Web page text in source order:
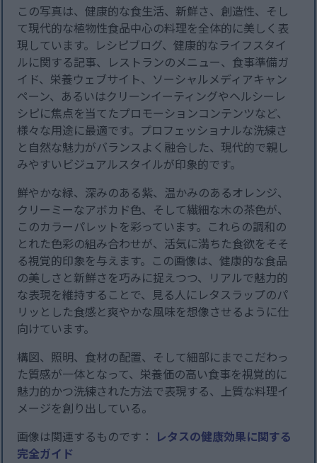
この写真は、健康的な食生活、新鮮さ、創造性、そし
て現代的な植物性食品中心の料理を全体的に美しく表
現しています。レシピブログ、健康的なライフスタイ
ルに関する記事、レストランのメニュー、食事準備ガ
イド、栄養ウェブサイト、ソーシャルメディアキャン
ペーン、あるいはクリーンイーティングやヘルシーレ
シピに焦点を当てたプロモーションコンテンツなど、
様々な用途に最適です。プロフェッショナルな洗練さ
と自然な魅力がバランスよく融合した、現代的で親し
みやすいビジュアルスタイルが印象的です。
鮮やかな緑、深みのある紫、温かみのあるオレンジ、
クリーミーなアボカド色、そして繊細な木の茶色が、
このカラーパレットを彩っています。これらの調和の
とれた色彩の組み合わせが、活気に満ちた食欲をそそ
る視覚的印象を与えます。この画像は、健康的な食品
の美しさと新鮮さを巧みに捉えつつ、リアルで魅力的
な表現を維持することで、見る人にレタスラップのパ
リッとした食感と爽やかな風味を想像させるように仕
向けています。
構図、照明、食材の配置、そして細部にまでこだわっ
た質感が一体となって、栄養価の高い食事を視覚的に
魅力的かつ洗練された方法で表現する、上質な料理イ
メージを創り出している。
画像は関連するものです： レタスの健康効果に関する
完全ガイド